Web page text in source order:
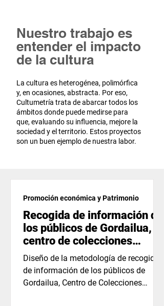
Nuestro trabajo es
entender el impacto
de la cultura
La cultura es heterogénea, polimórfica
y, en ocasiones, abstracta. Por eso,
Cultumetría trata de abarcar todos los
ámbitos donde puede medirse para
que, evaluando su influencia, mejore la
sociedad y el territorio. Estos proyectos
son un buen ejemplo de nuestra labor.
Recogida de información de
los públicos de Gordailua,
centro de colecciones
patrimoniales.
Diseño de la metodología de recogida
de información de los públicos de
Gordailua, Centro de Colecciones
Promoción económica y Patrimonio